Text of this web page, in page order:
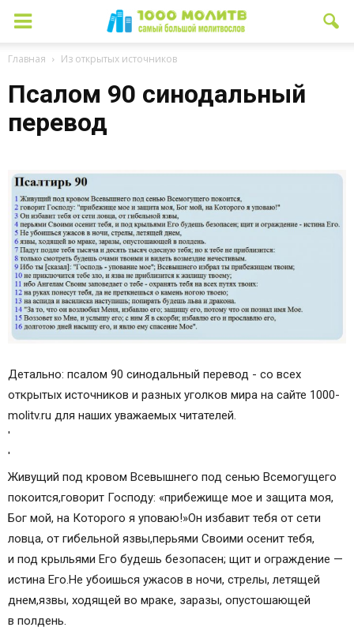
Главная Из открытых источников
Псалом 90 синодальный
перевод
Детально: псалом 90 синодальный перевод - со всех
открытых источников и разных уголков мира на сайте 1000-
molitv.ru для наших уважаемых читателей.
'
'
Живущий под кровом Всевышнего под сенью Всемогущего
покоится,говорит Господу: «прибежище мое и защита моя,
Бог мой, на Которого я уповаю!»Он избавит тебя от сети
ловца, от гибельной язвы,перьями Своими осенит тебя,
и под крыльями Его будешь безопасен; щит и ограждение —
истина Его.Не убоишься ужасов в ночи, стрелы, летящей
днем,язвы, ходящей во мраке, заразы, опустошающей
в полдень.